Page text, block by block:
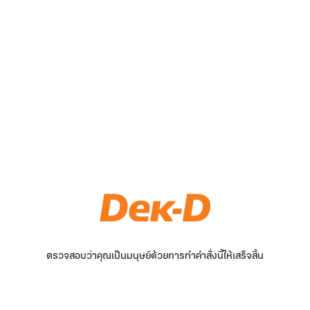
ตรวจสอบว่าคุณเป็นมนุษย์ด้วยการทำคำสั่งนี้ให้เสร็จสิ้น